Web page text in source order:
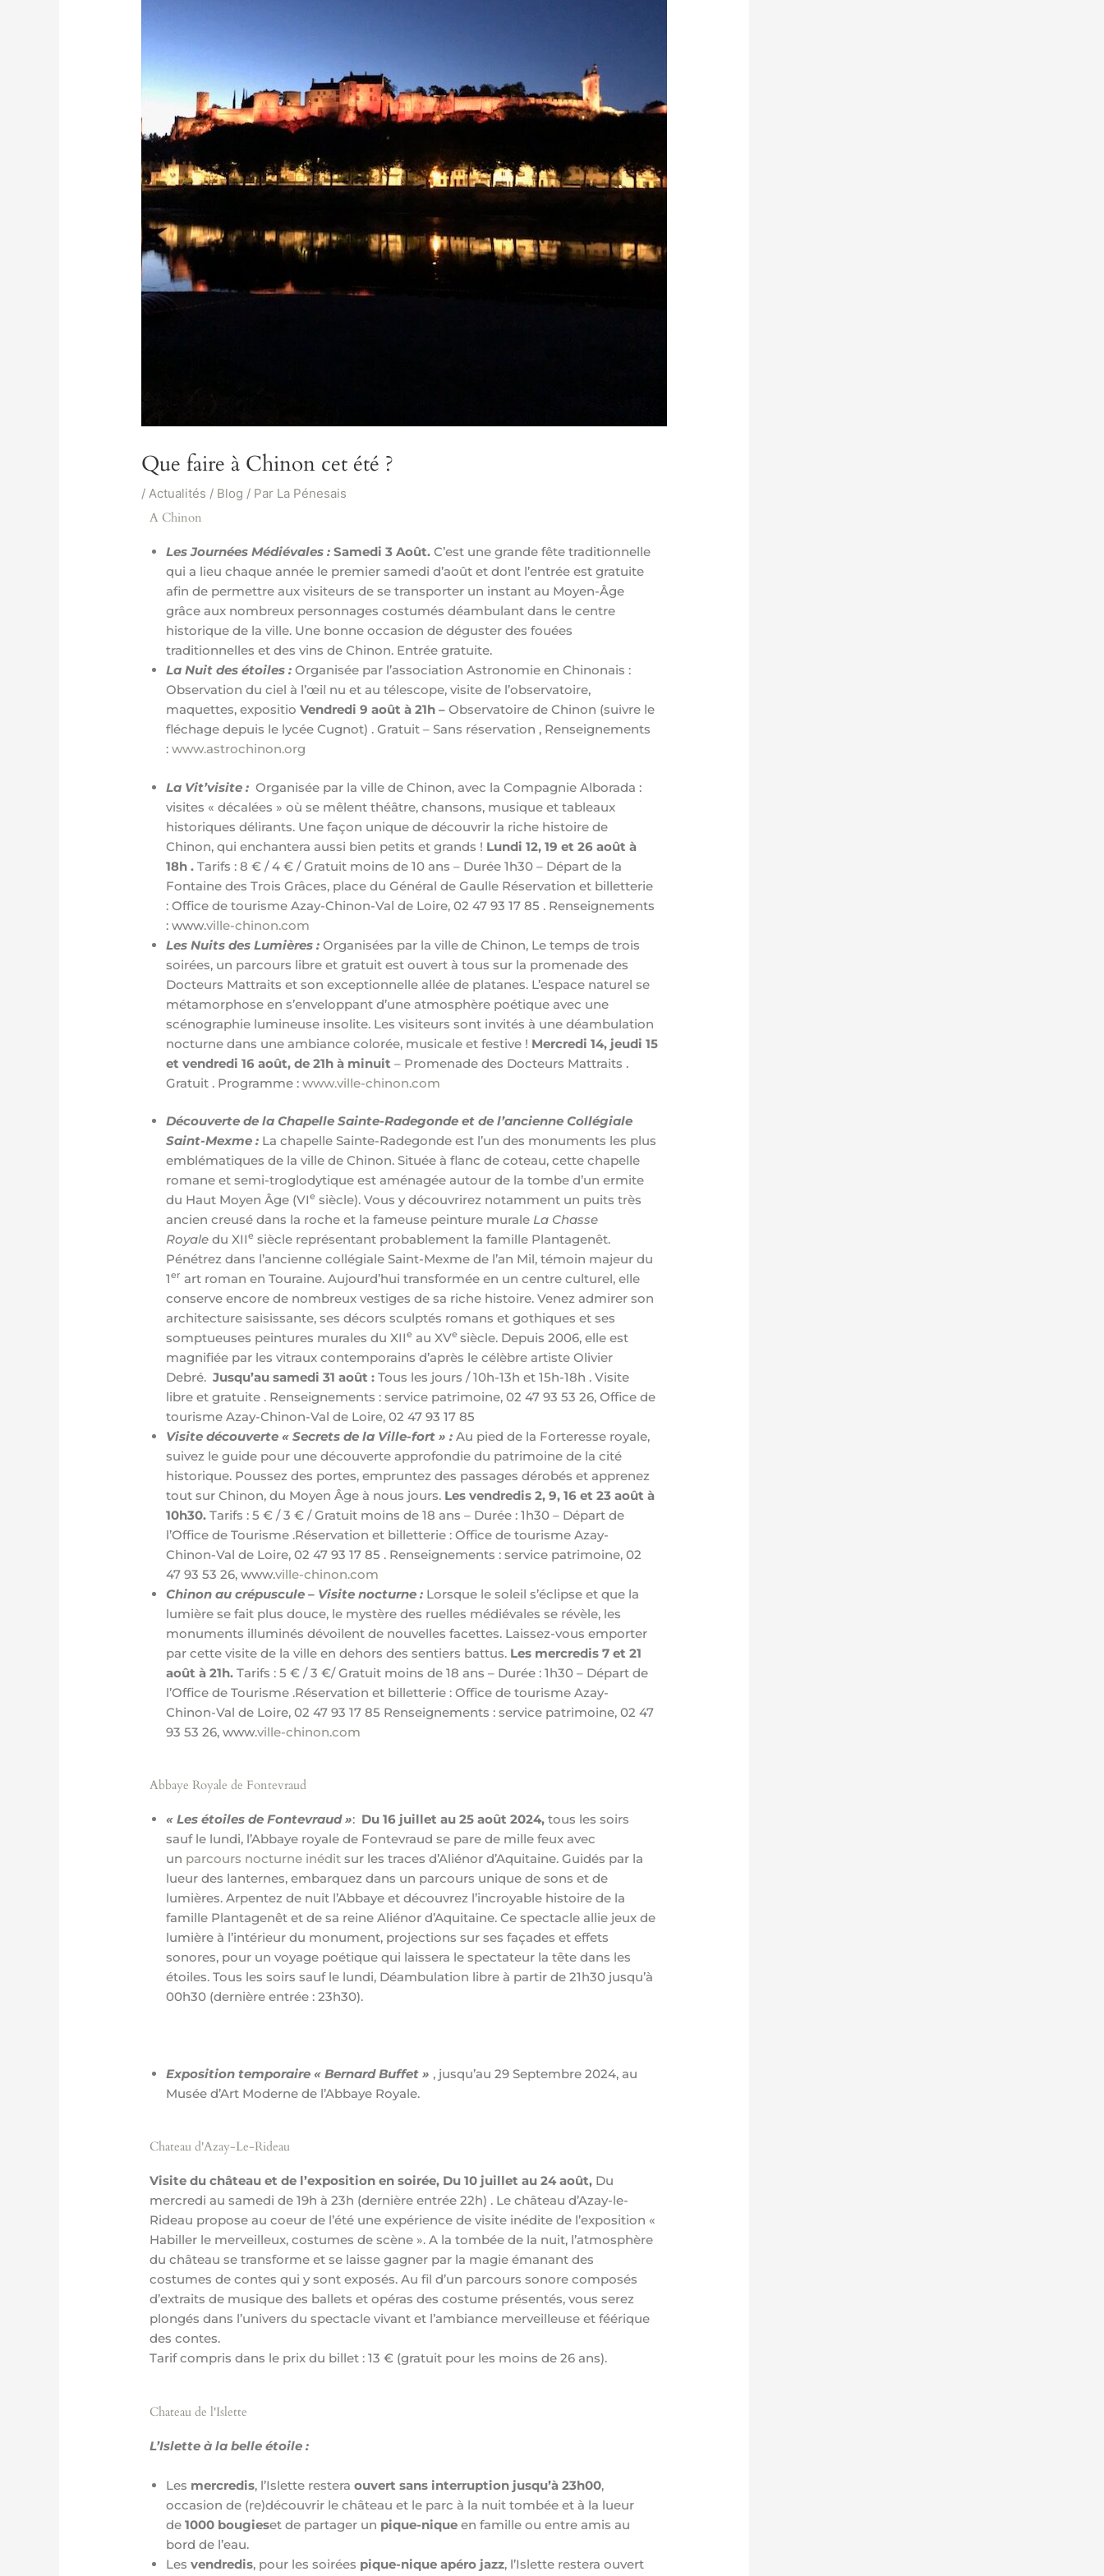
Que faire à Chinon cet été ?
/Actualités / Blog / Par La Pénesais
A Chinon
Les Journées Médiévales :Samedi 3 Août.C’est une grande fête traditionnelle
qui a lieu chaque année le premier samedi d’août et dont l’entrée est gratuite
afin de permettre aux visiteurs de se transporter un instant au Moyen-Âge
grâce aux nombreux personnages costumés déambulant dans le centre
historique de la ville. Une bonne occasion de déguster des fouées
traditionnelles et des vins de Chinon. Entrée gratuite.
La Nuit des étoiles :Organisée par l’association Astronomie en Chinonais :
Observation du ciel à l’œil nu et au télescope, visite de l’observatoire,
maquettes, expositioVendredi 9 août à 21h –Observatoire de Chinon (suivre le
fléchage depuis le lycée Cugnot) . Gratuit – Sans réservation , Renseignements
:www.astrochinon.org
La Vit’visite :Organisée par la ville de Chinon, avec la Compagnie Alborada :
visites « décalées » où se mêlent théâtre, chansons, musique et tableaux
historiques délirants. Une façon unique de découvrir la riche histoire de
Chinon, qui enchantera aussi bien petits et grands ! Lundi 12, 19 et 26 août à
18h .Tarifs : 8 € / 4 € / Gratuit moins de 10 ans – Durée 1h30 – Départ de la
Fontaine des Trois Grâces, place du Général de Gaulle Réservation et billetterie
: Office de tourisme Azay-Chinon-Val de Loire, 02 47 93 17 85 . Renseignements
: www.ville-chinon.com
Les Nuits des Lumières :Organisées par la ville de Chinon, Le temps de trois
soirées, un parcours libre et gratuit est ouvert à tous sur la promenade des
Docteurs Mattraits et son exceptionnelle allée de platanes. L’espace naturel se
métamorphose en s’enveloppant d’une atmosphère poétique avec une
scénographie lumineuse insolite. Les visiteurs sont invités à une déambulation
nocturne dans une ambiance colorée, musicale et festive ! Mercredi 14, jeudi 15
et vendredi 16 août, de 21h à minuit– Promenade des Docteurs Mattraits .
Gratuit . Programme :www.ville-chinon.com
Découverte de la Chapelle Sainte-Radegonde et de l’ancienne Collégiale
Saint-Mexme : La chapelle Sainte-Radegonde est l’un des monuments les plus
emblématiques de la ville de Chinon. Située à flanc de coteau, cette chapelle
romane et semi-troglodytique est aménagée autour de la tombe d’un ermite
du Haut Moyen Âge (VIe siècle). Vous y découvrirez notamment un puits très
ancien creusé dans la roche et la fameuse peinture murale La Chasse
Royale du XIIe siècle représentant probablement la famille Plantagenêt.
Pénétrez dans l’ancienne collégiale Saint-Mexme de l’an Mil, témoin majeur du
1er art roman en Touraine. Aujourd’hui transformée en un centre culturel, elle
conserve encore de nombreux vestiges de sa riche histoire. Venez admirer son
architecture saisissante, ses décors sculptés romans et gothiques et ses
somptueuses peintures murales du XIIe au XVesiècle. Depuis 2006, elle est
magnifiée par les vitraux contemporains d’après le célèbre artiste Olivier
Debré.Jusqu’au samedi 31 août :Tous les jours / 10h-13h et 15h-18h . Visite
libre et gratuite . Renseignements : service patrimoine, 02 47 93 53 26, Office de
tourisme Azay-Chinon-Val de Loire, 02 47 93 17 85
Visite découverte « Secrets de la Ville-fort » : Au pied de la Forteresse royale,
suivez le guide pour une découverte approfondie du patrimoine de la cité
historique. Poussez des portes, empruntez des passages dérobés et apprenez
tout sur Chinon, du Moyen Âge à nous jours. Les vendredis 2, 9, 16 et 23 août à
10h30.Tarifs : 5 € / 3 € / Gratuit moins de 18 ans – Durée : 1h30 – Départ de
l’Office de Tourisme .Réservation et billetterie : Office de tourisme Azay-
Chinon-Val de Loire, 02 47 93 17 85 . Renseignements : service patrimoine, 02
47 93 53 26, www.ville-chinon.com
Chinon au crépuscule – Visite nocturne : Lorsque le soleil s’éclipse et que la
lumière se fait plus douce, le mystère des ruelles médiévales se révèle, les
monuments illuminés dévoilent de nouvelles facettes. Laissez-vous emporter
par cette visite de la ville en dehors des sentiers battus. Les mercredis 7 et 21
août à 21h.Tarifs : 5 € / 3 €/ Gratuit moins de 18 ans – Durée : 1h30 – Départ de
l’Office de Tourisme .Réservation et billetterie : Office de tourisme Azay-
Chinon-Val de Loire, 02 47 93 17 85 Renseignements : service patrimoine, 02 47
93 53 26, www.ville-chinon.com
Abbaye Royale de Fontevraud
« Les étoiles de Fontevraud »: Du 16 juillet au 25 août 2024,tous les soirs
sauf le lundi, l’Abbaye royale de Fontevraud se pare de mille feux avec
un parcours nocturne inédit sur les traces d’Aliénor d’Aquitaine. Guidés par la
lueur des lanternes, embarquez dans un parcours unique de sons et de
lumières. Arpentez de nuit l’Abbaye et découvrez l’incroyable histoire de la
famille Plantagenêt et de sa reine Aliénor d’Aquitaine. Ce spectacle allie jeux de
lumière à l’intérieur du monument, projections sur ses façades et effets
sonores, pour un voyage poétique qui laissera le spectateur la tête dans les
étoiles. Tous les soirs sauf le lundi, Déambulation libre à partir de 21h30 jusqu’à
00h30 (dernière entrée : 23h30).
Exposition temporaire « Bernard Buffet » , jusqu’au 29 Septembre 2024, au
Musée d’Art Moderne de l’Abbaye Royale.
Chateau d'Azay-Le-Rideau
Visite du château et de l’exposition en soirée, Du 10 juillet au 24 août, Du
mercredi au samedi de 19h à 23h (dernière entrée 22h) . Le château d’Azay-le-
Rideau propose au coeur de l’été une expérience de visite inédite de l’exposition «
Habiller le merveilleux, costumes de scène ». A la tombée de la nuit, l’atmosphère
du château se transforme et se laisse gagner par la magie émanant des
costumes de contes qui y sont exposés. Au fil d’un parcours sonore composés
d’extraits de musique des ballets et opéras des costume présentés, vous serez
plongés dans l’univers du spectacle vivant et l’ambiance merveilleuse et féérique
des contes.
Tarif compris dans le prix du billet : 13 € (gratuit pour les moins de 26 ans).
Chateau de l'Islette
L’Islette à la belle étoile :
Les mercredis, l’Islette resteraouvert sans interruption jusqu’à 23h00,
occasion de (re)découvrir le château et le parc à la nuit tombée et à la lueur
de1000 bougieset de partager un pique-nique en famille ou entre amis au
bord de l’eau.
Lesvendredis, pour les soirées pique-nique apéro jazz, l’Islette restera ouvert